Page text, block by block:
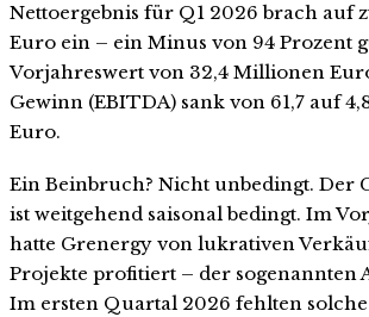
Nettoergebnis für Q1 2026 brach auf
Euro ein – ein Minus von 94 Prozent
Vorjahreswert von 32,4 Millionen
Gewinn (EBITDA) sank von 61,7 auf
Euro.
Ein Beinbruch? Nicht unbedingt. Der
ist weitgehend saisonal bedingt. Im
hatte Grenergy von lukrativen
Projekte profitiert – der sogenannten
Im ersten Quartal 2026 fehlten